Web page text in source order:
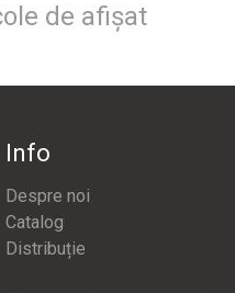
de afișat
Info
Despre noi
Catalog
Distribuție